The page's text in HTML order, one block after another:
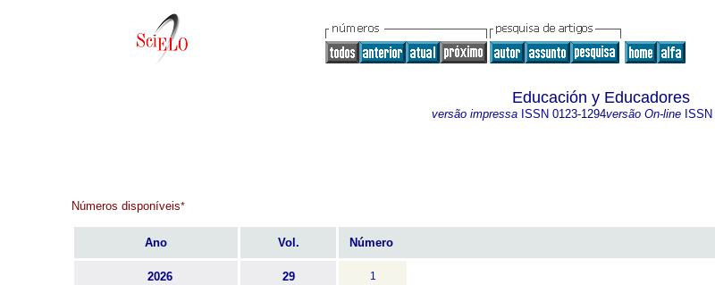
Educación y Educadores
versão impressa ISSN 0123-1294versão On-line ISSN
Números disponíveis*
Ano Vol. Número
2026 29 1